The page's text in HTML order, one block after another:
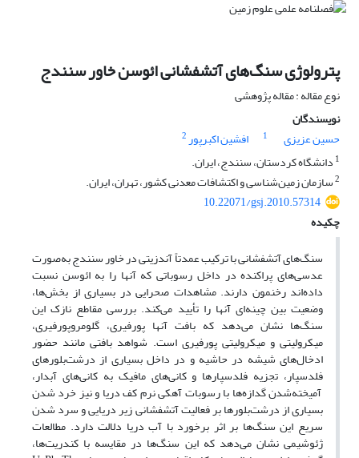
پترولوژی سنگ‌های آتشفشانی ائوسن خاور سنندج
نوع مقاله : مقاله پژوهشی
نویسندگان
حسین عزیزی
1 افشین اکبرپور2
1 دانشگاه کردستان، سنندج، ایران.
2سازمان زمین‌شناسی و اکتشافات معدنی کشور، تهران، ایران.
10.22071/gsj.2010.57314
چکیده
سنگ‌های آتشفشانی با ترکیب عمدتاً آندزیتی در خاور سنندج به‌صورت
عدسی‌های پراکنده در داخل رسوباتی که آنها را به ائوسن نسبت
داده‌اند رخنمون دارند. مشاهدات صحرایی در بسیاری از بخش‌ها،
وضعیت بین چینه‌ای آنها را تأیید می‌‌کند. بررسی مقاطع نازک این
سنگ‌ها نشان می‌دهد که بافت آنها پورفیری، گلومروپورفیری،
میکرولیتی و میکرولیتی پورفیری است. شواهد بافتی مانند حضور
ادخال‌های شیشه در حاشیه و در داخل بسیاری از درشت‌بلور‌های
فلدسپار، تجزیه فلدسپارها و کانی‌های مافیک به کانی‌های آبدار،
آمیخته‌شدن گدازه‌ها با رسوبات آهکی نرم کف دریا و نیز خرد شدن
بسیاری از درشت‌بلور‌ها بر فعالیت آتشفشانی زیر دریایی و سرد شدن
سریع این سنگ‌ها بر اثر برخورد با آب دریا دلالت دارد. مطالعات
ژئوشیمی نشان می‌دهد که این سنگ‌ها در مقایسه با کندریت‌ها،